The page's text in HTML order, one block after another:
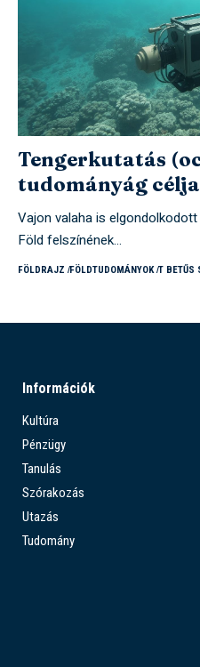
Tengerkutatás
tudományág
Vajon valaha is
Föld felszínének…
FÖLDRAJZ FÖLDTUDOMÁNYOK T BETŰS
Információk
Kultúra
Pénzügy
Tanulás
Szórakozás
Utazás
Tudomány